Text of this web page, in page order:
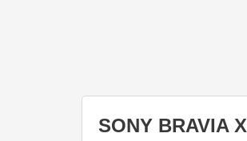
SONY BRAVIA